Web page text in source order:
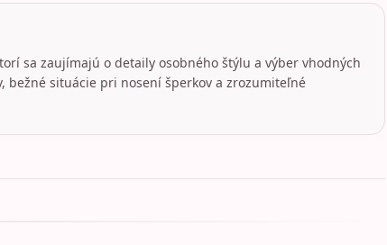
sa zaujímajú o detaily osobného štýlu a výber vhodných
bežné situácie pri nosení šperkov a zrozumiteľné